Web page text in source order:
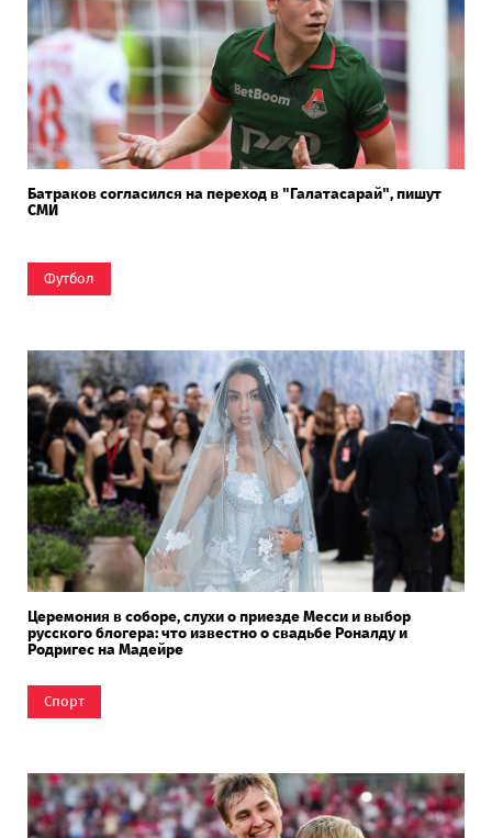
Батраков согласился на переход в "Галатасарай", пишут
СМИ
Футбол
Церемония в соборе, слухи о приезде Месси и выбор
русского блогера: что известно о свадьбе Роналду и
Родригес на Мадейре
Спорт